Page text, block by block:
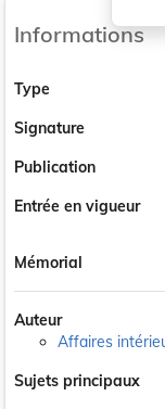
Informations
Type
Signature
Publication
Entrée en vigueur
Mémorial
Auteur
Affaires
Sujets principaux